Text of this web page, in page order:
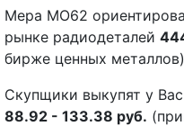
Мера МО62
рынке радиодеталей
бирже ценных
Скупщики выкупят у
88.92 - 133.38 руб.